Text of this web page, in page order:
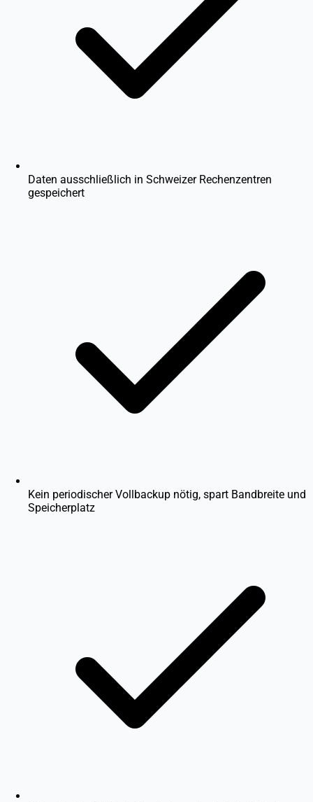
Daten ausschließlich in Schweizer Rechenzentren
gespeichert
Kein periodischer Vollbackup nötig, spart Bandbreite und
Speicherplatz